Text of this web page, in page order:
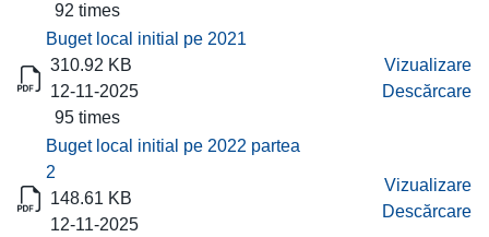
92 times
Buget local initial pe 2021
310.92 KB
12-11-2025
95 times
Vizualizare
Descărcare
Buget local initial pe 2022 partea
2
148.61 KB
12-11-2025
Vizualizare
Descărcare